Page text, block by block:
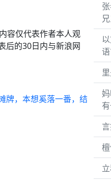
容仅代表作者本人观
后的30日内与新浪网
牌，本想奚落一番，结